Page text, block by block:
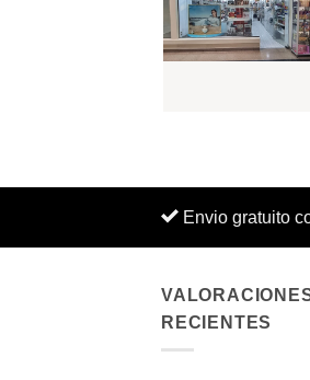
Envio gratuito
RECIENTES